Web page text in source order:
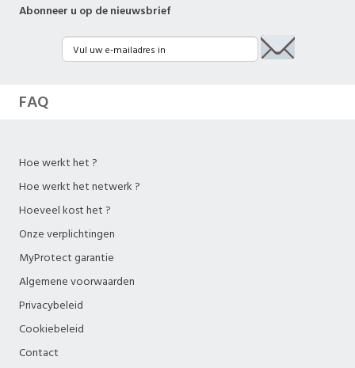
Abonneer u op de nieuwsbrief
FAQ
Hoe werkt het ?
Hoe werkt het netwerk ?
Hoeveel kost het ?
Onze verplichtingen
MyProtect garantie
Algemene voorwaarden
Privacybeleid
Cookiebeleid
Contact